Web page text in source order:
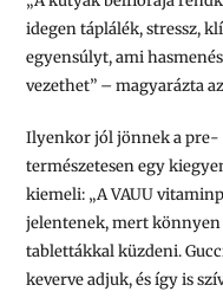
idegen táplálék, stressz,
egyensúlyt, ami
vezethet” – magyarázta
Ilyenkor jól jönnek a pre-
természetesen egy
kiemeli: „A VAUU
jelentenek, mert könnyen
tablettákkal küzdeni.
keverve adjuk, és így is